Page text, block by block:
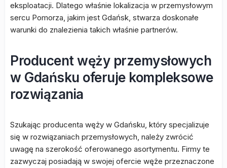
eksploatacji. Dlatego właśnie lokalizacja w przemysłowym
sercu Pomorza, jakim jest Gdańsk, stwarza doskonałe
warunki do znalezienia takich właśnie partnerów.
Producent węży przemysłowych
w Gdańsku oferuje kompleksowe
rozwiązania
Szukając producenta węży w Gdańsku, który specjalizuje
się w rozwiązaniach przemysłowych, należy zwrócić
uwagę na szerokość oferowanego asortymentu. Firmy te
zazwyczaj posiadają w swojej ofercie węże przeznaczone